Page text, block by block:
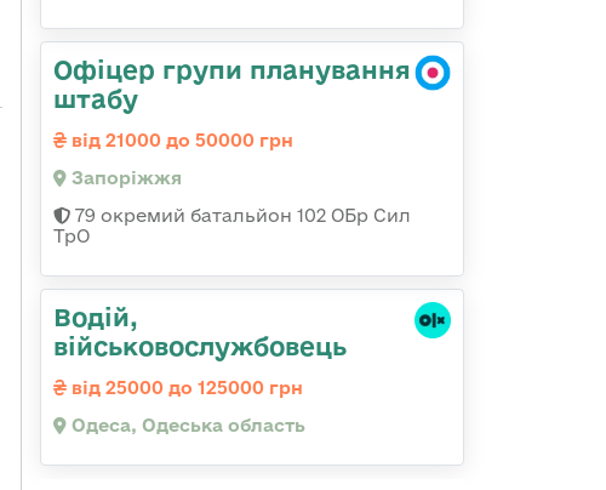
Офіцер групи планування
штабу
від 21000 до 50000 грн
Запоріжжя
79 окремий батальйон 102 ОБр Сил
ТрО
Водій,
військовослужбовець
від 25000 до 125000 грн
Одеса, Одеська область